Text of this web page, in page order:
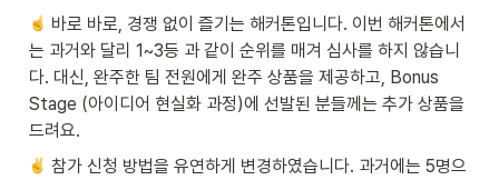
바로 바로, 경쟁 없이 즐기는 해커톤입니다. 이번 해커톤에서
는 과거와 달리 1~3등 과 같이 순위를 매겨 심사를 하지 않습니
다. 대신, 완주한 팀 전원에게 완주 상품을 제공하고, Bonus
Stage (아이디어 현실화 과정)에 선발된 분들께는 추가 상품을
드려요.
참가 신청 방법을 유연하게 변경하였습니다. 과거에는 5명으